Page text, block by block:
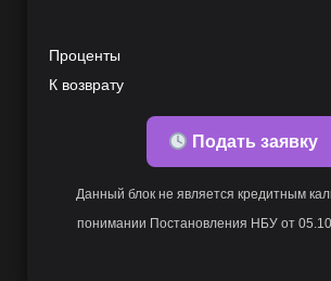
Проценты
К возврату
Подать заявку
Данный блок не является кредитным
понимании Постановления НБУ от